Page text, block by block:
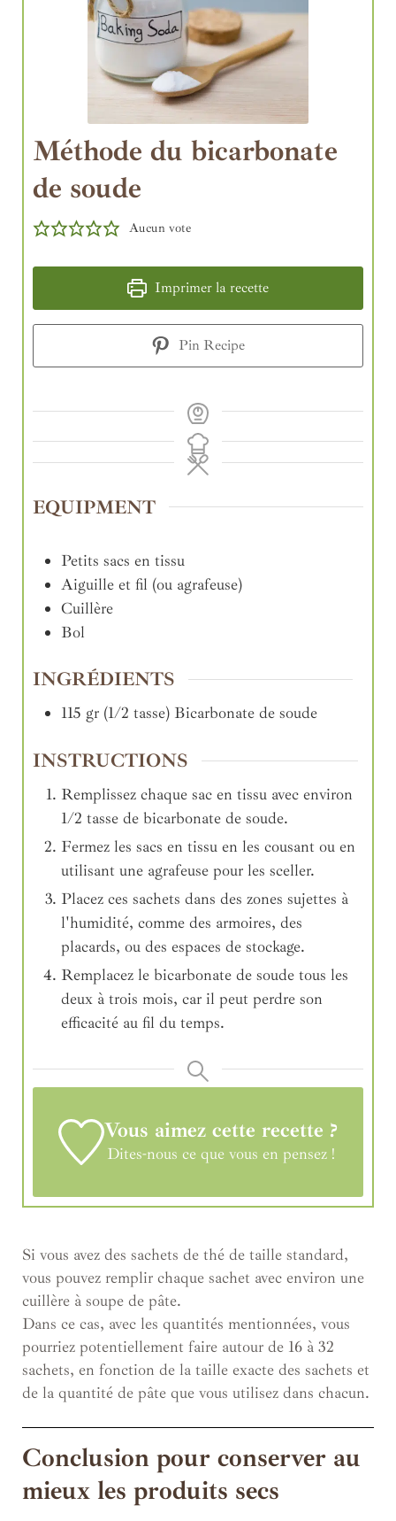
Méthode du bicarbonate
de soude
Aucun vote
Imprimer la recette
Pin Recipe
EQUIPMENT
Petits sacs en tissu
Aiguille et fil (ou agrafeuse)
Cuillère
Bol
INGRÉDIENTS
115 gr (1/2 tasse) Bicarbonate de soude
INSTRUCTIONS
Remplissez chaque sac en tissu avec environ
1/2 tasse de bicarbonate de soude.
Fermez les sacs en tissu en les cousant ou en
utilisant une agrafeuse pour les sceller.
Placez ces sachets dans des zones sujettes à
l'humidité, comme des armoires, des
placards, ou des espaces de stockage.
Remplacez le bicarbonate de soude tous les
deux à trois mois, car il peut perdre son
efficacité au fil du temps.
Vous aimez cette recette ?
Dites-nous ce que vous en pensez !
Si vous avez des sachets de thé de taille standard,
vous pouvez remplir chaque sachet avec environ une
cuillère à soupe de pâte.
Dans ce cas, avec les quantités mentionnées, vous
pourriez potentiellement faire autour de 16 à 32
sachets, en fonction de la taille exacte des sachets et
de la quantité de pâte que vous utilisez dans chacun.
Conclusion pour conserver au
mieux les produits secs